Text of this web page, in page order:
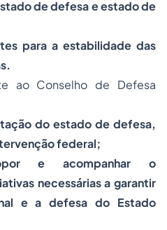
de defesa e estado de
para a estabilidade das
ao Conselho de Defesa
do estado de defesa,
federal;
e acompanhar o
necessárias a garantir
e a defesa do Estado